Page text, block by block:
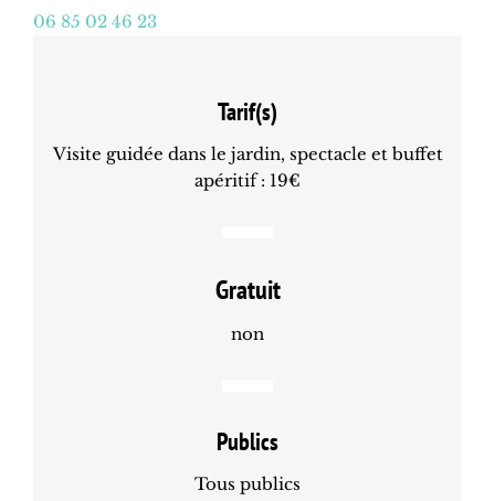
06 85 02 46 23
Tarif(s)
Visite guidée dans le jardin, spectacle et buffet
apéritif : 19€
Gratuit
non
Publics
Tous publics